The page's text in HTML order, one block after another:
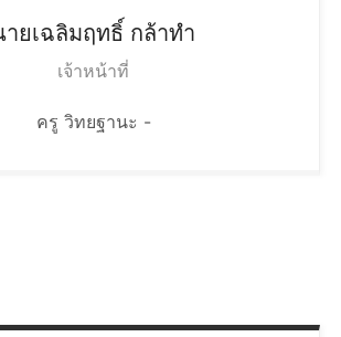
ายเฉลิมฤทธิ์ กล้าทำ
เจ้าหน้าที่
ครู วิทยฐานะ -